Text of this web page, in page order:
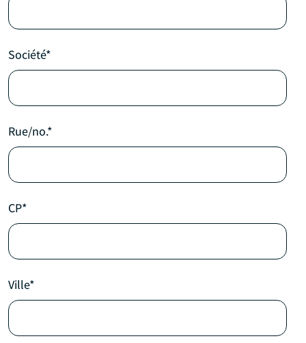
Société*
Rue/no.*
CP*
Ville*